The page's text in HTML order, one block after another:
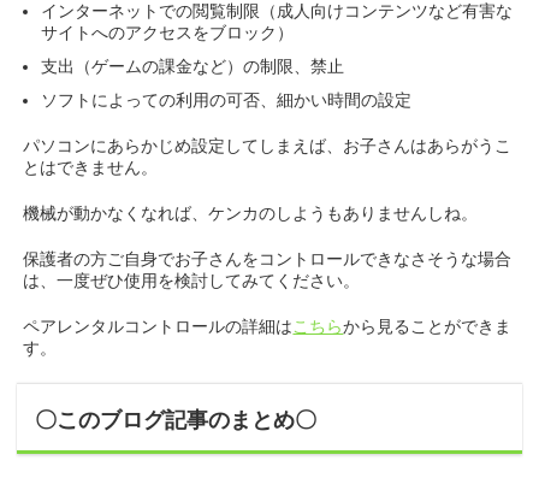
インターネットでの閲覧制限（成人向けコンテンツなど有害な
サイトへのアクセスをブロック）
支出（ゲームの課金など）の制限、禁止
ソフトによっての利用の可否、細かい時間の設定
パソコンにあらかじめ設定してしまえば、お子さんはあらがうこ
とはできません。
機械が動かなくなれば、ケンカのしようもありませんしね。
保護者の方ご自身でお子さんをコントロールできなさそうな場合
は、一度ぜひ使用を検討してみてください。
ペアレンタルコントロールの詳細はこちらから見ることができま
す。
〇このブログ記事のまとめ〇